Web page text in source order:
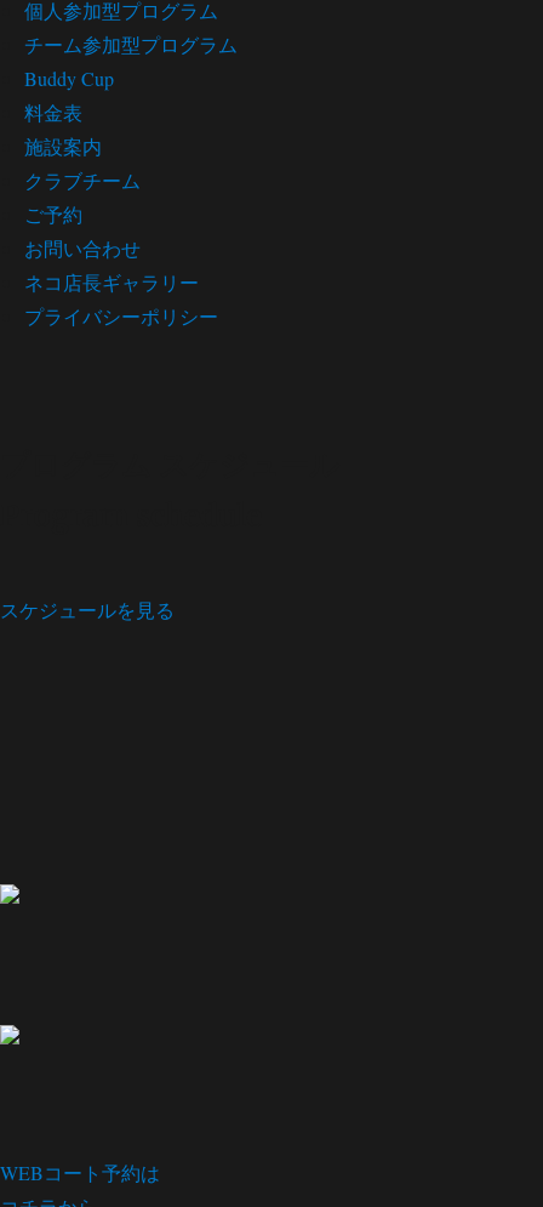
個人参加型プログラム
チーム参加型プログラム
Buddy Cup
料金表
施設案内
クラブチーム
ご予約
お問い合わせ
ネコ店長ギャラリー
プライバシーポリシー
スケジュールを見る
WEBコート予約は